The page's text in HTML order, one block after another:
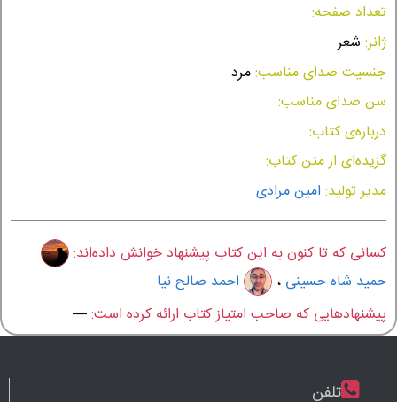
تعداد صفحه:
ژانر: شعر
جنسیت صدای مناسب:مرد
سن صدای مناسب:
درباره‌ی کتاب:
گزیده‌ای از متن کتاب:
مدیر تولید: امین مرادی
کسانی که تا کنون به این کتاب پیشنهاد خوانش داده‌اند:
حمید شاه حسینی ،
احمد صالح نیا
پیشنهادهایی که صاحب امتیاز کتاب ارائه کرده است:—
تلفن